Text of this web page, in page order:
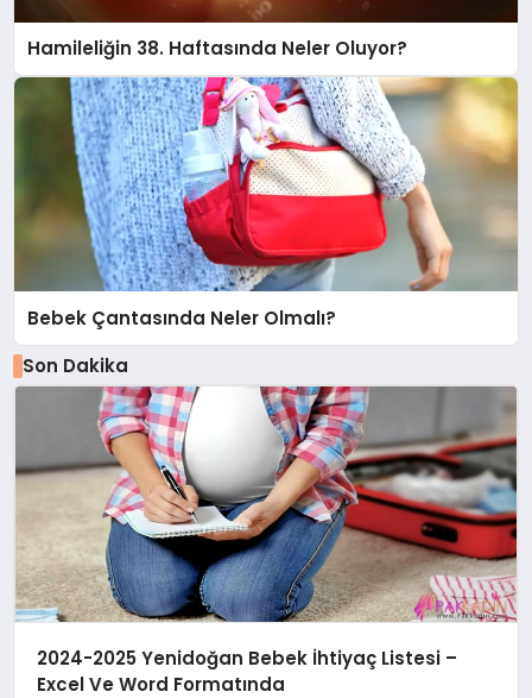
Hamileliğin 38. Haftasında Neler Oluyor?
Bebek Çantasında Neler Olmalı?
Son Dakika
2024-2025 Yenidoğan Bebek İhtiyaç Listesi –
Excel Ve Word Formatında